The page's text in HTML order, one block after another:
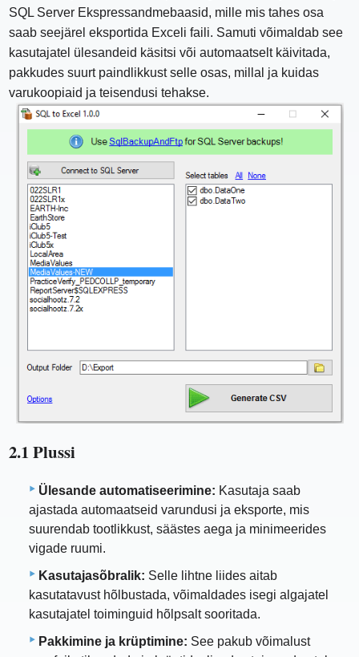
SQL Server Ekspressandmebaasid, mille mis tahes osa
saab seejärel eksportida Exceli faili. Samuti võimaldab see
kasutajatel ülesandeid käsitsi või automaatselt käivitada,
pakkudes suurt paindlikkust selle osas, millal ja kuidas
varukoopiaid ja teisendusi tehakse.
2.1 Plussi
Ülesande automatiseerimine: Kasutaja saab
ajastada automaatseid varundusi ja eksporte, mis
suurendab tootlikkust, säästes aega ja minimeerides
vigade ruumi.
Kasutajasõbralik: Selle lihtne liides aitab
kasutatavust hõlbustada, võimaldades isegi algajatel
kasutajatel toiminguid hõlpsalt sooritada.
Pakkimine ja krüptimine: See pakub võimalust